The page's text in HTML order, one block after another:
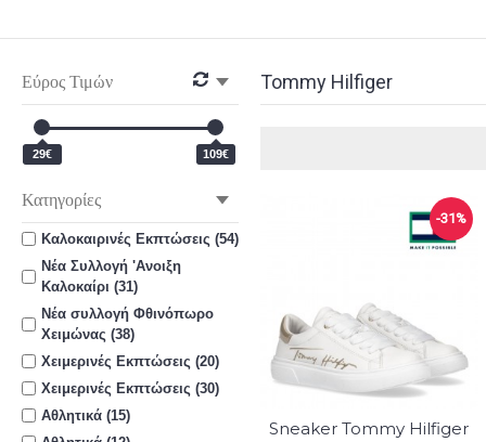
Εύρος Τιμών
29€ 109€
Κατηγορίες
Καλοκαιρινές Εκπτώσεις (54)
Νέα Συλλογή 'Ανοιξη
Καλοκαίρι (31)
Νέα συλλογή Φθινόπωρο
Χειμώνας (38)
Χειμερινές Εκπτώσεις (20)
Χειμερινές Εκπτώσεις (30)
Αθλητικά (15)
Tommy Hilfiger
-31%
Sneaker Tommy Hilfiger